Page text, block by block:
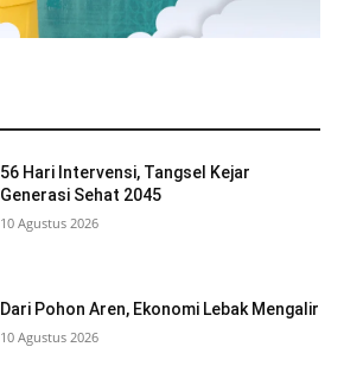
56 Hari Intervensi, Tangsel Kejar
Generasi Sehat 2045
10 Agustus 2026
Dari Pohon Aren, Ekonomi Lebak Mengalir
10 Agustus 2026